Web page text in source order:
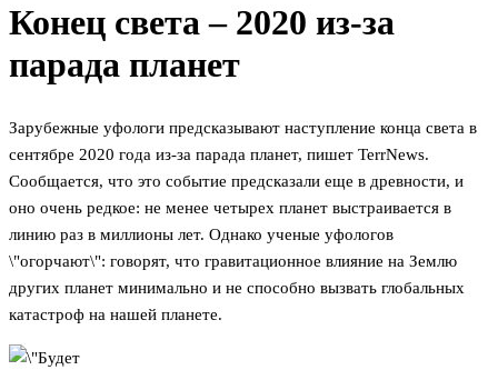
Конец света – 2020 из-за
парада планет
Зарубежные уфологи предсказывают наступление конца света в
сентябре 2020 года из-за парада планет, пишет TerrNews.
Сообщается, что это событие предсказали еще в древности, и
оно очень редкое: не менее четырех планет выстраивается в
линию раз в миллионы лет. Однако ученые уфологов
\"огорчают\": говорят, что гравитационное влияние на Землю
других планет минимально и не способно вызвать глобальных
катастроф на нашей планете.